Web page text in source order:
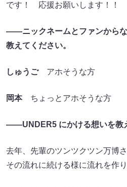
です！ 応援お願いします！！
――ニックネームとファンから
教えてください。
しゅうごアホそうな方
岡本ちょっとアホそうな方
――UNDER5 にかける想いを教
去年、先輩のツンツクツン万博
その流れに続ける様に流れを作り